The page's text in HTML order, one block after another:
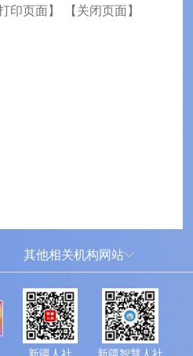
打印页面】 【关闭页面】
其他相关机构网站
新华网新疆频道
新疆新闻网
新疆人民广播电台